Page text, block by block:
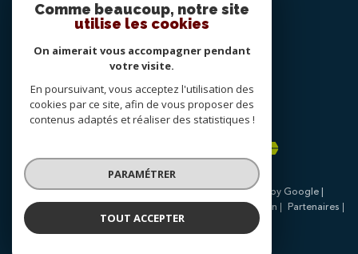
nous
suivre
nous
adhérons
© 2026 | Tous droits réservés | Traduction powered by Google |
Nos honoraires
Plan du site Mentions légales Admin
Partenaires
Politique RGPD
Comme beaucoup, notre site
utilise les cookies
On aimerait vous accompagner pendant
votre visite.
En poursuivant, vous acceptez l'utilisation des
cookies par ce site, afin de vous proposer des
contenus adaptés et réaliser des statistiques !
PARAMÉTRER
TOUT ACCEPTER